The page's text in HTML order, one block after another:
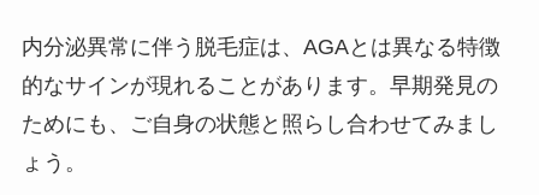
内分泌異常に伴う脱毛症は、AGAとは異なる特徴
的なサインが現れることがあります。早期発見の
ためにも、ご自身の状態と照らし合わせてみまし
ょう。